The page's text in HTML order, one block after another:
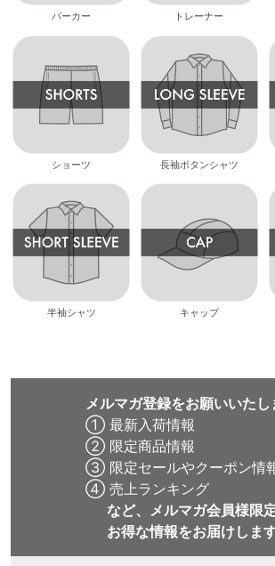
パーカー トレーナー
ショーツ 長袖ボタンシャツ
半袖シャツ キャップ
メルマガ登録をお願いいたし
① 最新入荷情報
② 限定商品情報
③ 限定セールやクーポン情
④ 売上ランキング
など、メルマガ会員様限
お得な情報をお届けしま